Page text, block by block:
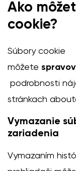
Ako
cookie?
Súbory cookie
môžete
podrobnosti
stránkach
Vymazanie
zariadenia
Vymazaním